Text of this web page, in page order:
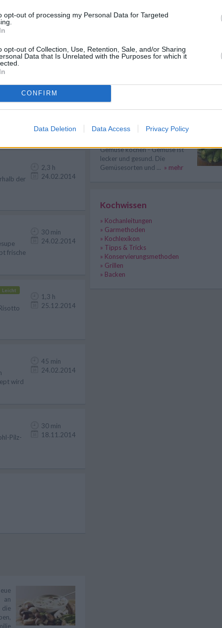
opt-out of processing my Personal Data for Targeted
opt-out of Collection, Use, Retention, Sale, and/or Sharing
Data that Is Unrelated with the Purposes for which it
CONFIRM
Data Deletion Data Access Privacy Policy
17.09.2018
30 min
02.07.2019
der
2,3 h
24.02.2014
frische
30 min
24.02.2014
Leicht
1,3 h
25.12.2014
wird
45 min
24.02.2014
Pilz-
30 min
18.11.2014
an
die
Artikelempfehlung
Gemüse kochen - Gemüse ist
lecker und gesund. Die
Gemüsesorten und ... » mehr
Kochwissen
» Kochanleitungen
» Garmethoden
» Kochlexikon
» Tipps & Tricks
» Konservierungsmethoden
» Grillen
» Backen